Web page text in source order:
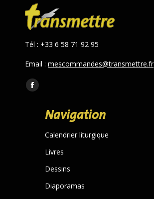
Tél : +33 6 58 71 92 95
Email : mescommandes@transmettre.fr
Trouvez nous sur :
Facebook
opens
window
Navigation
Calendrier liturgique
Livres
Dessins
Diaporamas